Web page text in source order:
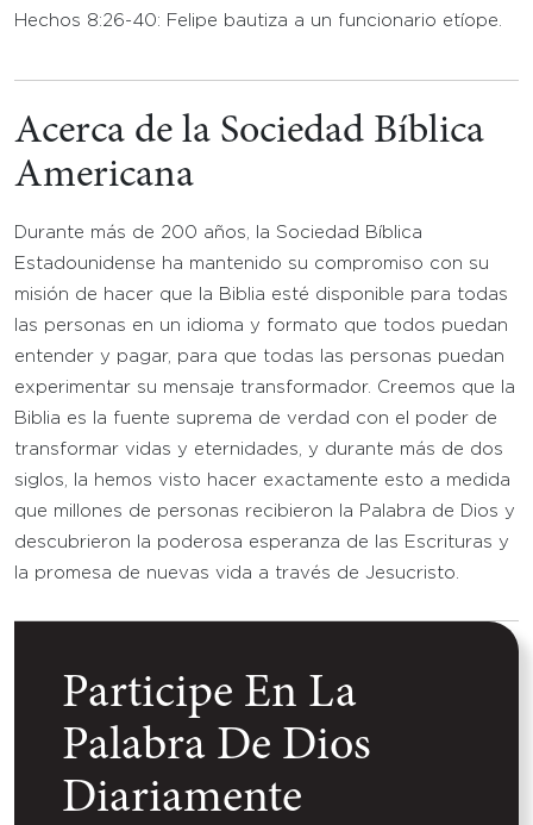
Hechos 8:26-40: Felipe bautiza a un funcionario etíope.
Acerca de la Sociedad Bíblica
Americana
Durante más de 200 años, la Sociedad Bíblica
Estadounidense ha mantenido su compromiso con su
misión de hacer que la Biblia esté disponible para todas
las personas en un idioma y formato que todos puedan
entender y pagar, para que todas las personas puedan
experimentar su mensaje transformador. Creemos que la
Biblia es la fuente suprema de verdad con el poder de
transformar vidas y eternidades, y durante más de dos
siglos, la hemos visto hacer exactamente esto a medida
que millones de personas recibieron la Palabra de Dios y
descubrieron la poderosa esperanza de las Escrituras y
la promesa de nuevas vida a través de Jesucristo.
Participe En La
Palabra De Dios
Diariamente